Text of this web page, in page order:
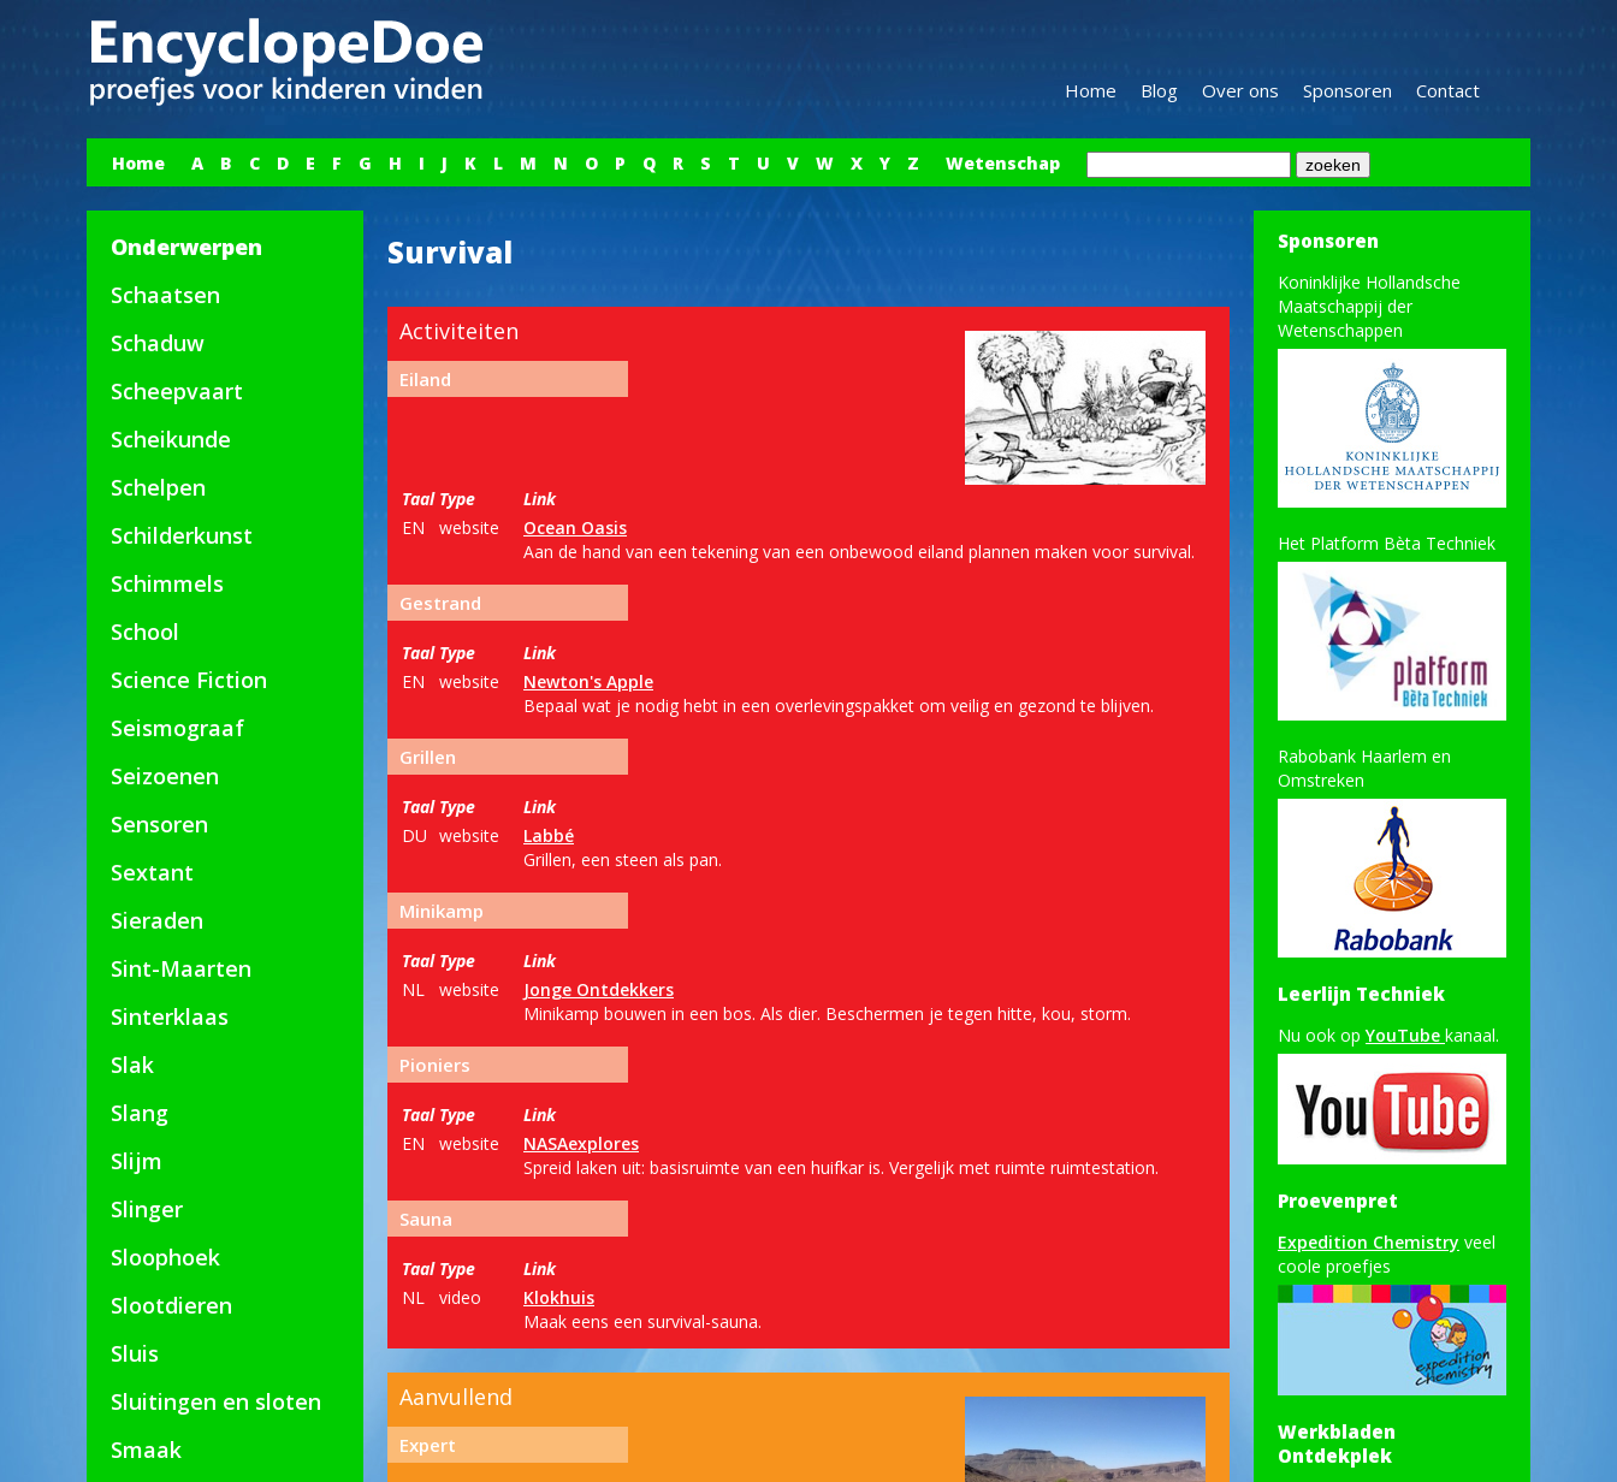
Home Blog Over ons Sponsoren Contact
Home A B C D E F G H I J K L M N O P Q R S T U V W X Y Z Wetenschap
Onderwerpen
Schaatsen
Schaduw
Scheepvaart
Scheikunde
Schelpen
Schilderkunst
Schimmels
School
Science Fiction
Seismograaf
Seizoenen
Sensoren
Sextant
Sieraden
Sint-Maarten
Sinterklaas
Slak
Slang
Slijm
Slinger
Sloophoek
Slootdieren
Sluis
Sluitingen en sloten
Smaak
Survival
Activiteiten
Eiland
Taal Type
Link
EN
website
Ocean Oasis
Aan de hand van een tekening van een onbewood eiland plannen maken voor survival.
Gestrand
Taal Type
Link
EN
website
Newton's Apple
Bepaal wat je nodig hebt in een overlevingspakket om veilig en gezond te blijven.
Grillen
Taal Type
Link
DU website
Labbé
Grillen, een steen als pan.
Minikamp
Taal Type
Link
NL
website
Jonge Ontdekkers
Minikamp bouwen in een bos. Als dier. Beschermen je tegen hitte, kou, storm.
Pioniers
Taal Type
Link
EN
website
NASAexplores
Spreid laken uit: basisruimte van een huifkar is. Vergelijk met ruimte ruimtestation.
Sauna
Taal Type
Link
NL
video
Klokhuis
Maak eens een survival-sauna.
Aanvullend
Expert
Sponsoren
Koninklijke Hollandsche
Maatschappij der
Wetenschappen
Het Platform Bèta Techniek
Rabobank Haarlem en
Omstreken
Leerlijn Techniek
Nu ook opYouTube kanaal.
Proevenpret
Expedition Chemistry veel
coole proefjes
Werkbladen
Ontdekplek